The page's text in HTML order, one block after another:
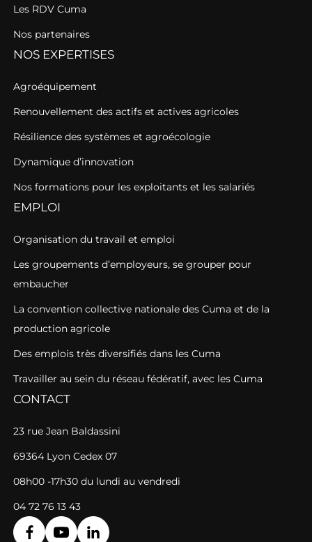
Les RDV Cuma
Nos partenaires
NOS EXPERTISES
Agroéquipement
Renouvellement des actifs et actives agricoles
Résilience des systèmes et agroécologie
Dynamique d’innovation
Nos formations pour les exploitants et les salariés
EMPLOI
Organisation du travail et emploi
Les groupements d’employeurs, se grouper pour
embaucher
La convention collective nationale des Cuma et de la
production agricole
Des emplois très diversifiés dans les Cuma
Travailler au sein du réseau fédératif, avec les Cuma
CONTACT
23 rue Jean Baldassini
69364 Lyon Cedex 07
08h00 -17h30 du lundi au vendredi
04 72 76 13 43